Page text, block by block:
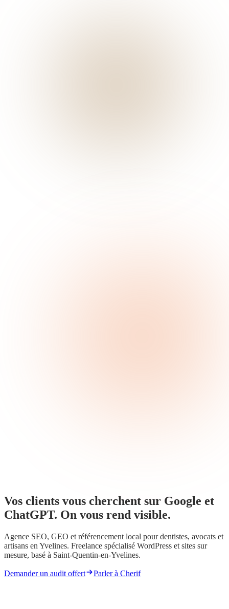
Vos clients vous cherchent sur Google et
ChatGPT. On vous rend visible.
Agence SEO, GEO et référencement local pour dentistes, avocats et
artisans en Yvelines. Freelance spécialisé WordPress et sites sur
mesure, basé à Saint-Quentin-en-Yvelines.
Demander un audit offert Parler à Cherif